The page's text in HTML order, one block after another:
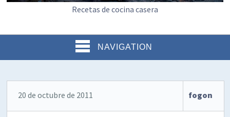
Recetas de cocina casera
NAVIGATION
20 de octubre de 2011 fogon